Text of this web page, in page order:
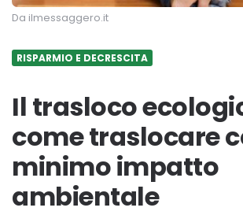
Da ilmessaggero.it
RISPARMIO E DECRESCITA
Il trasloco
come traslocare
minimo impatto
ambientale